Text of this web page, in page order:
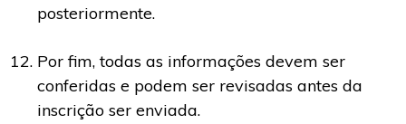
posteriormente.
Por fim, todas as informações devem ser
conferidas e podem ser revisadas antes da
inscrição ser enviada.